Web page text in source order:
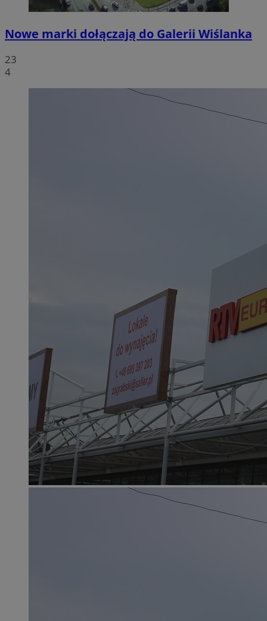
Nowe marki dołączają do Galerii Wiślanka
23
4